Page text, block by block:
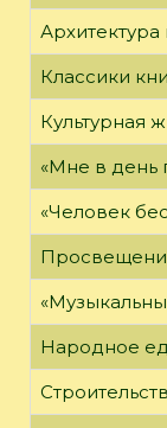
Архитектура
Классики
Культурная
«Мне в день
«Человек
Народное